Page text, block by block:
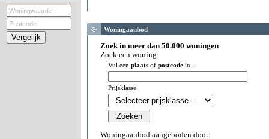
Woningaanbod
Zoek in meer dan 50.000 woningen
Zoek een woning:
Vul een plaats of postcode in...
Prijsklasse
Woningaanbod aangeboden door: